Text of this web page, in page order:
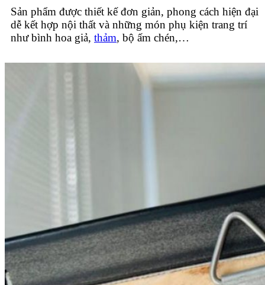
Sản phẩm được thiết kế đơn giản, phong cách hiện đại
dễ kết hợp nội thất và những món phụ kiện trang trí
như bình hoa giả, thảm, bộ ấm chén,…